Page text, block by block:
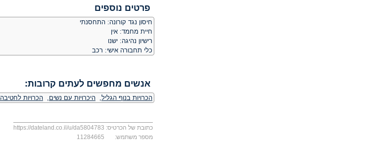
פרטים נוספים
חיסון נגד קורונה: התחסנתי
חיית מחמד: אין
רישיון נהיגה: ישנו
כלי תחבורה אישי: רכב
אנשים מחפשים לעתים קרובות:
הכרויות בנוף הגליל, היכרויות עם נשים, הכרויות לחטיבה 2
כתובת של הכרטיס: https://dateland.co.il/u/da5804783
מספר משתמש:
11284665